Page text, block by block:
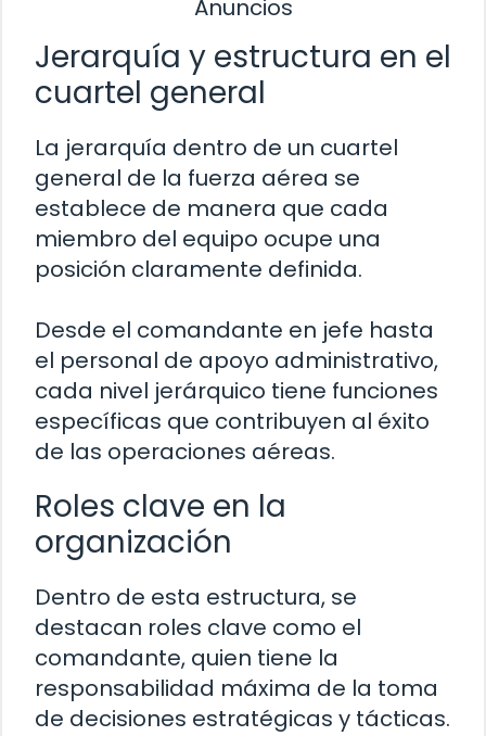
Anuncios
Jerarquía y estructura en el
cuartel general
La jerarquía dentro de un cuartel
general de la fuerza aérea se
establece de manera que cada
miembro del equipo ocupe una
posición claramente definida.
Desde el comandante en jefe hasta
el personal de apoyo administrativo,
cada nivel jerárquico tiene funciones
específicas que contribuyen al éxito
de las operaciones aéreas.
Roles clave en la
organización
Dentro de esta estructura, se
destacan roles clave como el
comandante, quien tiene la
responsabilidad máxima de la toma
de decisiones estratégicas y tácticas.